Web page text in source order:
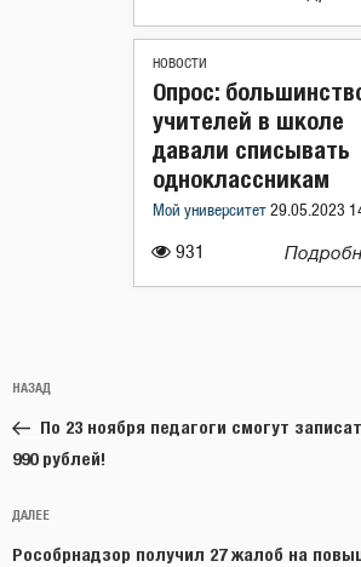
НОВОСТИ
931
Опрос:
учителей в школе
давали списывать
одноклассникам
Мой университет 29.05.2023
по
записям
Предыдущая
запись:
НАЗАД
По 23 ноября педагоги смогут
990 рублей!
Следующая
запись
ДАЛЕЕ
Рособрнадзор получил 27 жалоб на